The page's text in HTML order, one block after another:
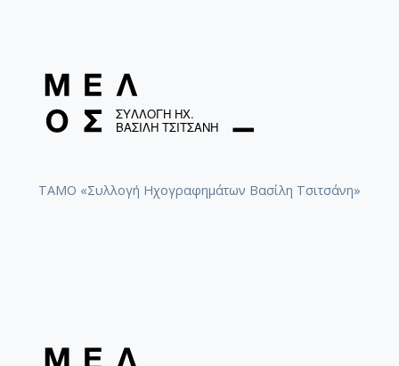
ΤΑΜΟ «Συλλογή Ηχογραφημάτων Βασίλη Τσιτσάνη»